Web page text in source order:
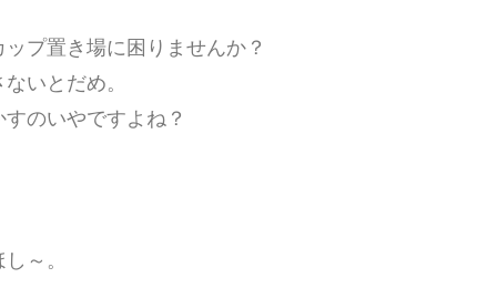
プ置き場に困りませんか？
いとだめ。
のいやですよね？
～。